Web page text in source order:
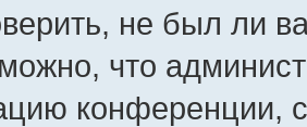
не был ли
что
конференции,